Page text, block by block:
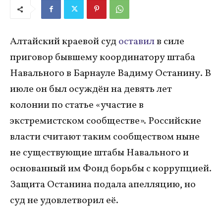
Алтайский краевой судоставилв силе
приговор бывшему координатору штаба
Навального в Барнауле Вадиму Останину. В
июле он был осуждён на девять лет
колонии по статье «участие в
экстремистском сообществе». Российские
власти считают таким сообществом ныне
не существующие штабы Навального и
основанный им Фонд борьбы с коррупцией.
Защита Останина подала апелляцию, но
суд не удовлетворил её.